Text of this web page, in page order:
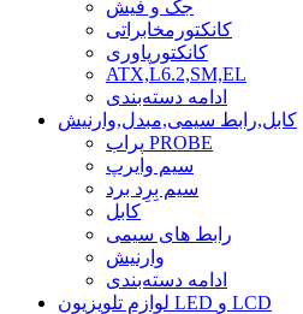
جک و فیش
کانکتورمخابراتی
کانکتورپاوری
ATX,L6.2,SM,EL
ادامه دسته‌بندی
کابل,رابط سیمی,مبدل,وارنیش
پراب PROBE
سیم وایرپ
سیم بِرِد برد
کابل
رابط های سیمی
وارنیش
ادامه دسته‌بندی
لوازم تلویزیون LED و LCD